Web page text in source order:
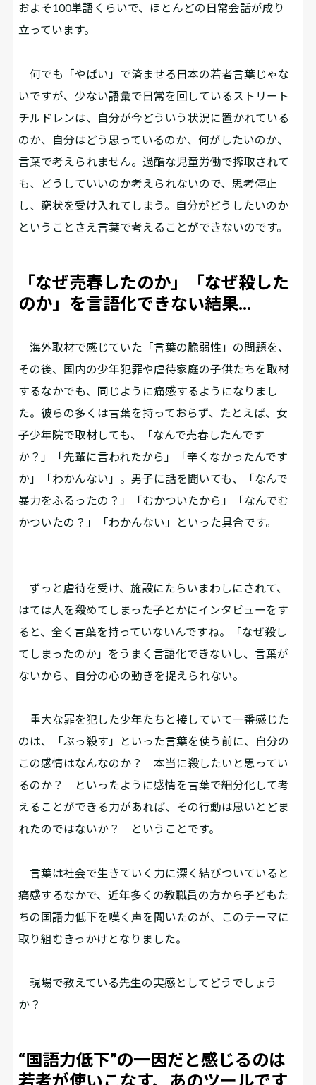
およそ100単語くらいで、ほとんどの日常会話が成り
立っています。
何でも「やばい」で済ませる日本の若者言葉じゃな
いですが、少ない語彙で日常を回しているストリート
チルドレンは、自分が今どういう状況に置かれている
のか、自分はどう思っているのか、何がしたいのか、
言葉で考えられません。過酷な児童労働で搾取されて
も、どうしていいのか考えられないので、思考停止
し、窮状を受け入れてしまう。自分がどうしたいのか
ということさえ言葉で考えることができないのです。
「なぜ売春したのか」「なぜ殺した
のか」を言語化できない結果…
海外取材で感じていた「言葉の脆弱性」の問題を、
その後、国内の少年犯罪や虐待家庭の子供たちを取材
するなかでも、同じように痛感するようになりまし
た。彼らの多くは言葉を持っておらず、たとえば、女
子少年院で取材しても、「なんで売春したんです
か？」「先輩に言われたから」「辛くなかったんです
か」「わかんない」。男子に話を聞いても、「なんで
暴力をふるったの？」「むかついたから」「なんでむ
かついたの？」「わかんない」といった具合です。
ずっと虐待を受け、施設にたらいまわしにされて、
はては人を殺めてしまった子とかにインタビューをす
ると、全く言葉を持っていないんですね。「なぜ殺し
てしまったのか」をうまく言語化できないし、言葉が
ないから、自分の心の動きを捉えられない。
重大な罪を犯した少年たちと接していて一番感じた
のは、「ぶっ殺す」といった言葉を使う前に、自分の
この感情はなんなのか？ 本当に殺したいと思ってい
るのか？ といったように感情を言葉で細分化して考
えることができる力があれば、その行動は思いとどま
れたのではないか？ ということです。
言葉は社会で生きていく力に深く結びついていると
痛感するなかで、近年多くの教職員の方から子どもた
ちの国語力低下を嘆く声を聞いたのが、このテーマに
取り組むきっかけとなりました。
現場で教えている先生の実感としてどうでしょう
か？
“国語力低下”の一因だと感じるのは
若者が使いこなす、あのツールです